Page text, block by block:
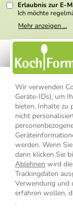
Wir verwenden
Geräte-IDs), um
bieten, Inhalte zu
nicht
werden. Wenn
dann klicken Sie
Ablehnen wird
Trackingdaten
Verwendung und
erfahren wollen,
.
Erlaubnis zur E-
Ich möchte
Meine E-Mail-
weitergegeben.
nicht erkennbar,
Einwilligung zur
kann ich jederzeit
den Link
Option Newsletter
Mehr anzeigen ...
Impressum
* Alle
Versandkosten, ab